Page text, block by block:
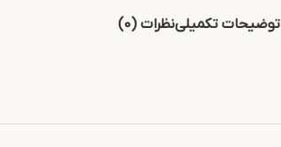
توضیحات تکمیلینظرات (0)